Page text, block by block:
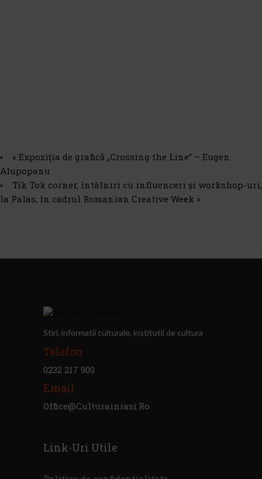
« Expoziția de grafică „Crossing the Line” – Eugen
Alupopanu
Tik Tok corner, întâlniri cu influenceri și workshop-uri,
la Palas, în cadrul Romanian Creative Week »
Stiri, informatii culturale, institutii de cultura
Telefon
0232 217 900
Email
Office@culturainiasi.ro
Link-Uri Utile